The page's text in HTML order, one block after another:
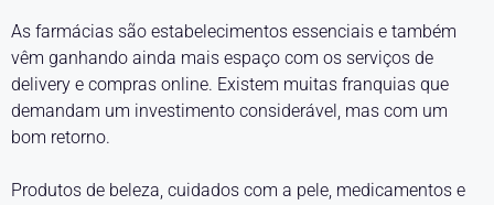
As farmácias são estabelecimentos essenciais e também
vêm ganhando ainda mais espaço com os serviços de
delivery e compras online. Existem muitas franquias que
demandam um investimento considerável, mas com um
bom retorno.
Produtos de beleza, cuidados com a pele, medicamentos e